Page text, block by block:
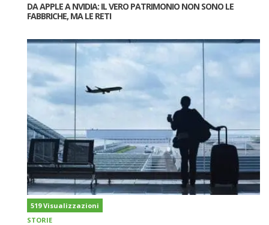
DA APPLE A NVIDIA: IL VERO PATRIMONIO NON SONO LE
FABBRICHE, MA LE RETI
519 Visualizzazioni
STORIE